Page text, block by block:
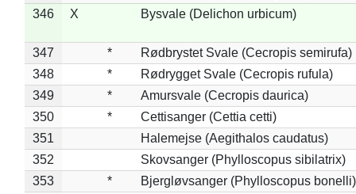
346
X Bysvale (Delichon urbicum)
347 *
Rødbrystet Svale (Cecropis semirufa)
348
*
Rødrygget Svale (Cecropis rufula)
349
*
Amursvale (Cecropis daurica)
350
*
Cettisanger (Cettia cetti)
351
Halemejse (Aegithalos caudatus)
352
Skovsanger (Phylloscopus sibilatrix)
353
*
Bjergløvsanger (Phylloscopus bonelli)